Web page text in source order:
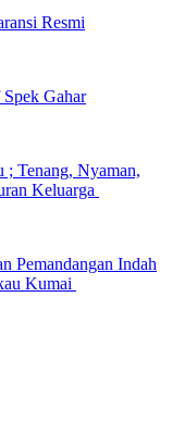
Resmi
Gahar
; Tenang, Nyaman,
Keluarga
Pemandangan Indah
Kumai